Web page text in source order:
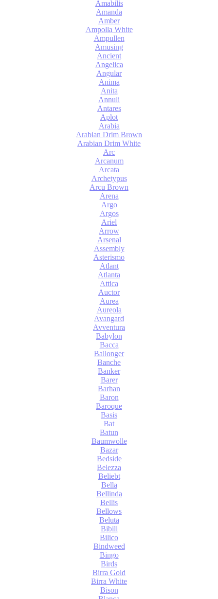
Amabilis
Amanda
Amber
Ampolla White
Ampullen
Amusing
Ancient
Angelica
Angular
Anima
Anita
Annuli
Antares
Aplot
Arabia
Arabian Drim Brown
Arabian Drim White
Arc
Arcanum
Arcata
Archetypus
Arcu Brown
Arena
Argo
Argos
Ariel
Arrow
Arsenal
Assembly
Asterismo
Atlant
Atlanta
Attica
Auctor
Aurea
Aureola
Avangard
Avventura
Babylon
Bacca
Ballonger
Banche
Banker
Barer
Barhan
Baron
Baroque
Basis
Bat
Batun
Baumwolle
Bazar
Bedside
Belezza
Beliebt
Bella
Bellinda
Bellis
Bellows
Beluta
Bibili
Bilico
Bindweed
Bingo
Birds
Birra Gold
Birra White
Bison